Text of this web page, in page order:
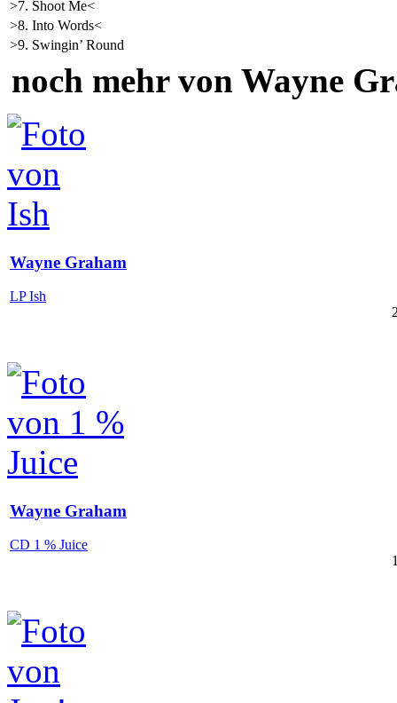
>7. Shoot Me<
>8. Into Words<
>9. Swingin’ Round
noch mehr von Wayne
Wayne Graham
LP Ish
Wayne Graham
CD 1 % Juice